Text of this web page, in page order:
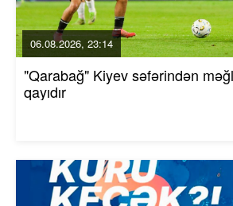
06.08.2026, 23:14
"Qarabağ" Kiyev səfərindən
qayıdır